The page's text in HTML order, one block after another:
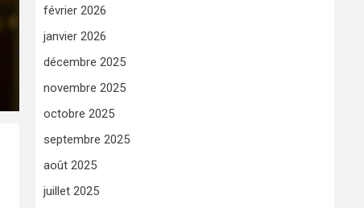
février 2026
janvier 2026
décembre 2025
novembre 2025
octobre 2025
septembre 2025
août 2025
juillet 2025